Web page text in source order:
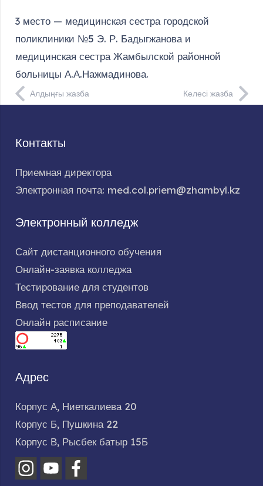
3 место — медицинская сестра городской
поликлиники №5 Э. Р. Бадыгжанова и
медицинская сестра Жамбылской районной
больницы А.А.Нажмадинова.
Алдыңғы жазба Келесі жазба
Контакты
Приемная директора
Электронная почта: med.col.priem@zhambyl.kz
Электронный колледж
Сайт дистанционного обучения
Онлайн-заявка колледжа
Тестирование для студентов
Ввод тестов для преподавателей
Онлайн расписание
Адрес
Корпус А, Ниеткалиева 20
Корпус Б, Пушкина 22
Корпус В, Рысбек батыр 15Б